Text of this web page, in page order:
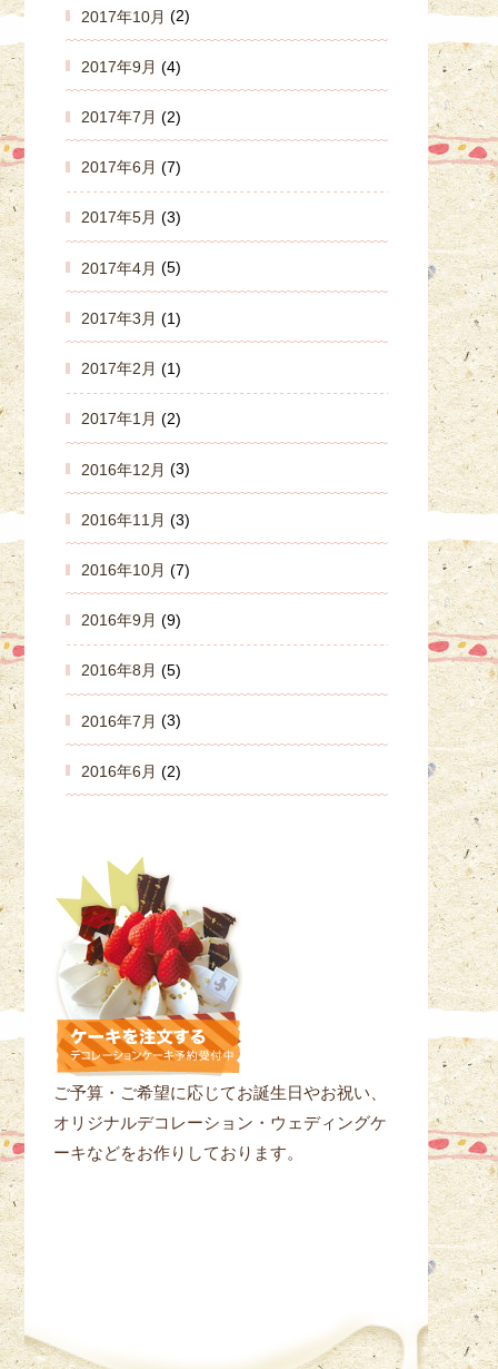
2017年10月 (2)
2017年9月 (4)
2017年7月 (2)
2017年6月 (7)
2017年5月 (3)
2017年4月 (5)
2017年3月 (1)
2017年2月 (1)
2017年1月 (2)
2016年12月 (3)
2016年11月 (3)
2016年10月 (7)
2016年9月 (9)
2016年8月 (5)
2016年7月 (3)
2016年6月 (2)
ご予算・ご希望に応じてお誕生日やお祝い、
オリジナルデコレーション・ウェディングケ
ーキなどをお作りしております。